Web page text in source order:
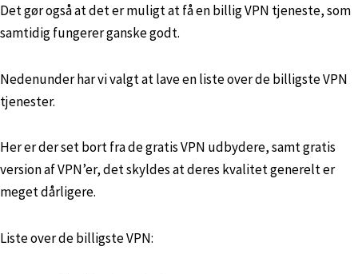
Det gør også at det er muligt at få en billig VPN tjeneste, som
samtidig fungerer ganske godt.
Nedenunder har vi valgt at lave en liste over de billigste VPN
tjenester.
Her er der set bort fra de gratis VPN udbydere, samt gratis
version af VPN’er, det skyldes at deres kvalitet generelt er
meget dårligere.
Liste over de billigste VPN: